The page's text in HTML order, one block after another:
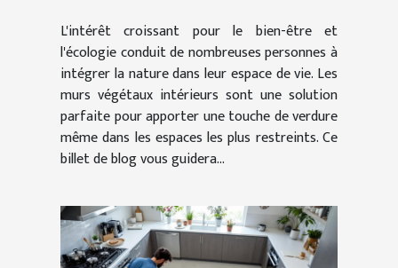
choisir et comment les
entretenir
L'intérêt croissant pour le bien-être et
l'écologie conduit de nombreuses personnes à
intégrer la nature dans leur espace de vie. Les
murs végétaux intérieurs sont une solution
parfaite pour apporter une touche de verdure
même dans les espaces les plus restreints. Ce
billet de blog vous guidera...